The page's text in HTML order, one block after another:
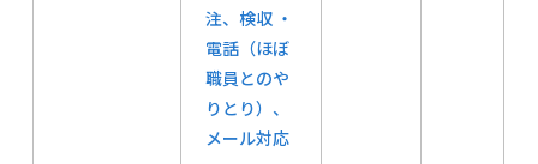
注、検収 ・
電話（ほぼ
職員とのや
りとり）、
メール対応